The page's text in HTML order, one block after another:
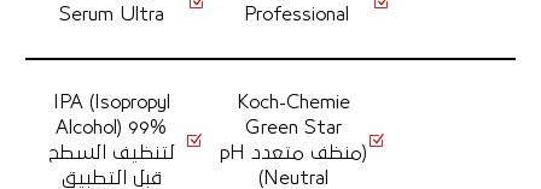
Professional
Serum Ultra
Koch-Chemie
Green Star
(منظف متعدد pH
Neutral)
IPA (Isopropyl
Alcohol) 99%
لتنظيف السطح
قبل التطبيق